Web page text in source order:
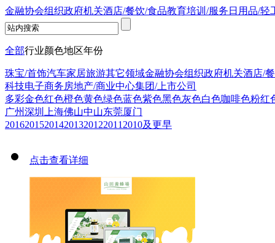
金融协会组织政府机关酒店/餐饮/食品教育培训/服务 日用品/轻
全部行业颜色地区年份
珠宝/首饰汽车家居旅游其它领域金融协会组织政府机关酒店/
科技电子商务房地产/商业中心集团/上市公司
多彩金色红色橙色黄色绿色蓝色紫色黑色灰色白色咖啡色粉红
广州深圳 上海佛山中山东莞厦门
201620152014201320122011 2010及更早
点击查看详细